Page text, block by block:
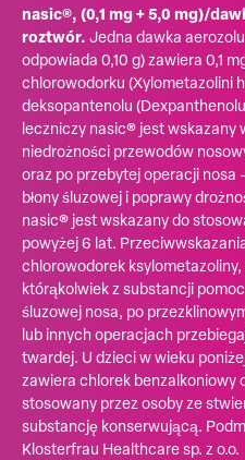
nasic®, (0,1 mg + 5,0 mg)/
roztwór. Jedna dawka
odpowiada 0,10 g) zawiera 0,1
chlorowodorku (Xylometazolini
deksopantenolu
leczniczy nasic® jest wskazany
niedrożności przewodów
oraz po przebytej operacji nosa
błony śluzowej i poprawy
nasic® jest wskazany do
powyżej 6 lat.
chlorowodorek
którąkolwiek z substancji
śluzowej nosa, po
lub innych operacjach
twardej. U dzieci w wieku
zawiera chlorek benzalkoniowy
stosowany przez osoby ze
substancję konserwującą.
Klosterfrau Healthcare sp. z